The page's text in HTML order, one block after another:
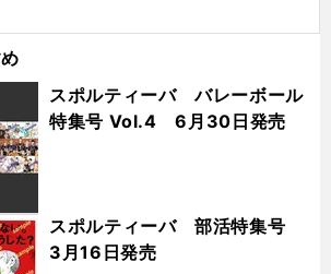
スポルティーバ バレーボール
特集号 Vol.4 6月30日発売
スポルティーバ 部活特集号
3月16日発売